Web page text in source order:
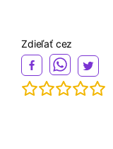
Zdieľať cez